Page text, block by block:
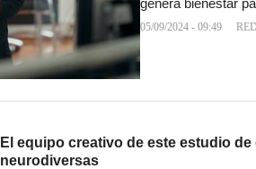
genera bienestar
05/09/2024 - 09:49
El equipo creativo de este estudio
neurodiversas